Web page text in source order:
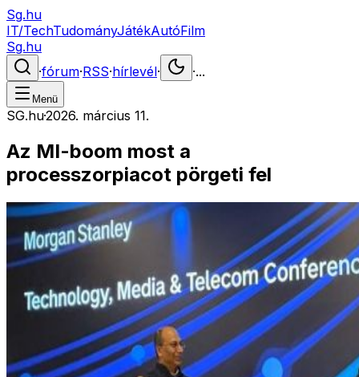
Sg.hu
IT/TechTudományJátékAutóFilm
Sg.hu
·fórum·RSS·hírlevél· ·...
Menü
SG.hu·2026. március 11.
Az MI-boom most a
processzorpiacot pörgeti fel